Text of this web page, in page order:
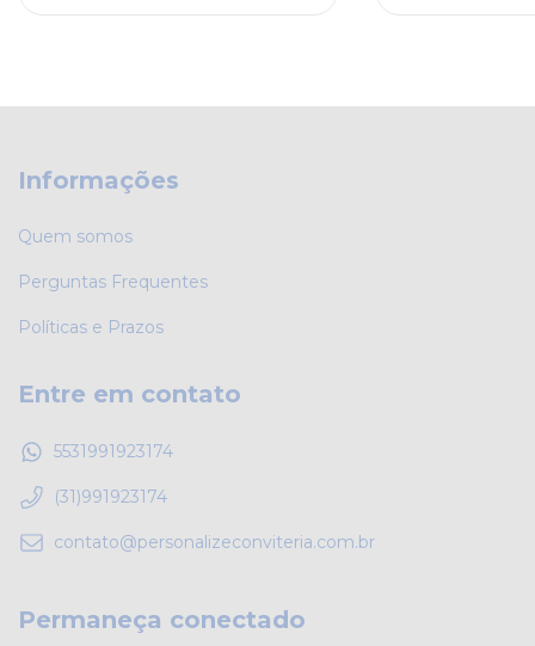
Informações
Quem somos
Perguntas Frequentes
Políticas e Prazos
Entre em contato
5531991923174
(31)991923174
contato@personalizeconviteria.com.br
Permaneça conectado